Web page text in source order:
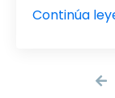
Continúa